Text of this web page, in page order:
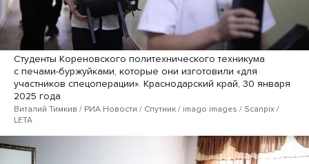
Студенты Кореновского политехнического техникума
с печами-буржуйками, которые они изготовили «для
участников спецоперации». Краснодарский край, 30 января
2025 года
Виталий Тимкив / РИА Новости / Спутник / imago images / Scanpix /
LETA